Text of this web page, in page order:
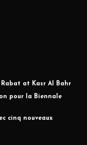
Rabat at Kasr Al Bahr
pour la Biennale
cinq nouveaux